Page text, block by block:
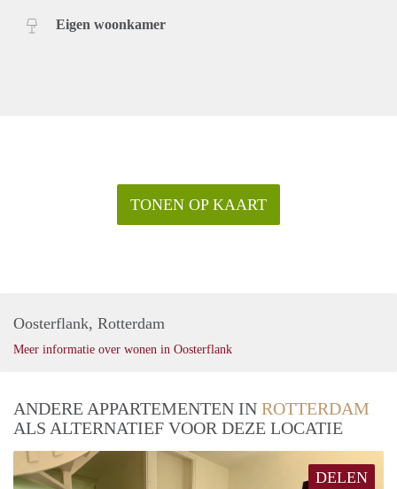
Eigen woonkamer
TONEN OP KAART
Oosterflank, Rotterdam
Meer informatie over wonen in Oosterflank
ANDERE APPARTEMENTEN IN ROTTERDAM
ALS ALTERNATIEF VOOR DEZE LOCATIE
DELEN